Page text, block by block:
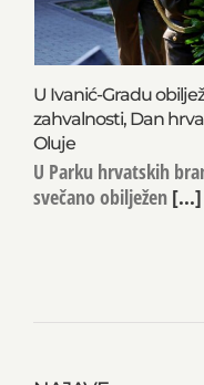
U Ivanić-Gradu
zahvalnosti, Dan
Oluje
U Parku hrvatskih
svečano obilježen [...]